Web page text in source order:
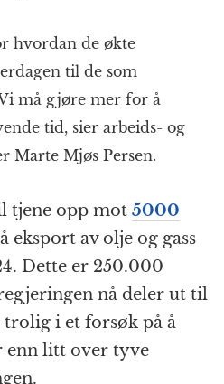
hvordan de økte
til de som
må gjøre mer for å
tid, sier arbeids- og
Marte Mjøs Persen.
tjene opp mot 5000
eksport av olje og gass
Dette er 250.000
nå deler ut til
i et forsøk på å
enn litt over tyve